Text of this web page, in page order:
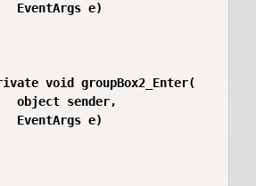
EventArgs e)
void groupBox2_Enter(
object sender,
EventArgs e)